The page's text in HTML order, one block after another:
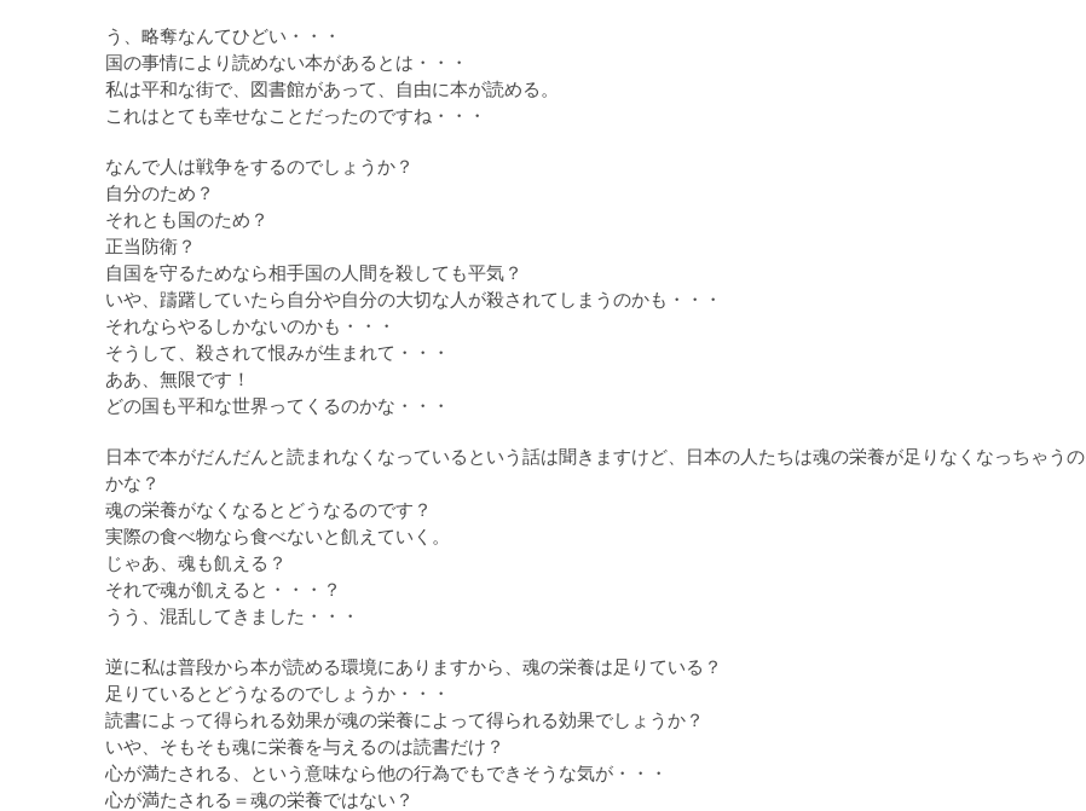
う、略奪なんてひどい・・・
国の事情により読めない本があるとは・・・
私は平和な街で、図書館があって、自由に本が読める。
これはとても幸せなことだったのですね・・・
なんで人は戦争をするのでしょうか？
自分のため？
それとも国のため？
正当防衛？
自国を守るためなら相手国の人間を殺しても平気？
いや、躊躇していたら自分や自分の大切な人が殺されてしまうのかも・・・
それならやるしかないのかも・・・
そうして、殺されて恨みが生まれて・・・
ああ、無限です！
どの国も平和な世界ってくるのかな・・・
日本で本がだんだんと読まれなくなっているという話は聞きますけど、日本の人たちは魂の栄養が足りなくなっちゃうの
かな？
魂の栄養がなくなるとどうなるのです？
実際の食べ物なら食べないと飢えていく。
じゃあ、魂も飢える？
それで魂が飢えると・・・？
うう、混乱してきました・・・
逆に私は普段から本が読める環境にありますから、魂の栄養は足りている？
足りているとどうなるのでしょうか・・・
読書によって得られる効果が魂の栄養によって得られる効果でしょうか？
いや、そもそも魂に栄養を与えるのは読書だけ？
心が満たされる、という意味なら他の行為でもできそうな気が・・・
心が満たされる＝魂の栄養ではない？